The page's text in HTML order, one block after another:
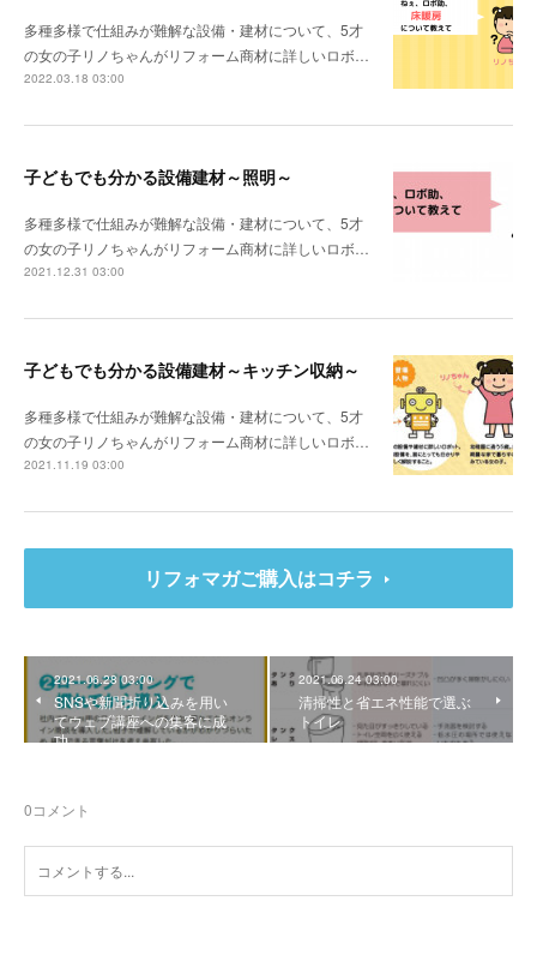
多種多様で仕組みが難解な設備・建材について、5才
の女の子リノちゃんがリフォーム商材に詳しいロボ…
2022.03.18 03:00
子どもでも分かる設備建材～照明～
多種多様で仕組みが難解な設備・建材について、5才
の女の子リノちゃんがリフォーム商材に詳しいロボ…
2021.12.31 03:00
子どもでも分かる設備建材～キッチン収納～
多種多様で仕組みが難解な設備・建材について、5才
の女の子リノちゃんがリフォーム商材に詳しいロボ…
2021.11.19 03:00
リフォマガご購入はコチラ
2021.06.28 03:00
SNSや新聞折り込みを用い
てウェブ講座への集客に成
功
2021.06.24 03:00
清掃性と省エネ性能で選ぶ
トイレ
0コメント